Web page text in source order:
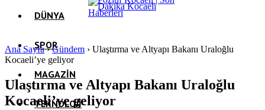
DÜNYA
SPOR
MAGAZIN
TEKNOLOJI
Ana Sayfa›Gündem › Ulaştırma ve Altyapı Bakanı Uraloğlu
Kocaeli’ye geliyor
Ulaştırma ve Altyapı Bakanı Uraloğlu
Kocaeli’ye geliyor